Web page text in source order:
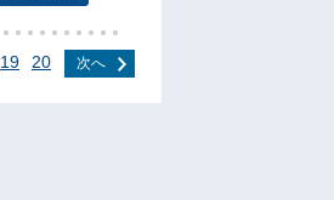
19 20 次へ